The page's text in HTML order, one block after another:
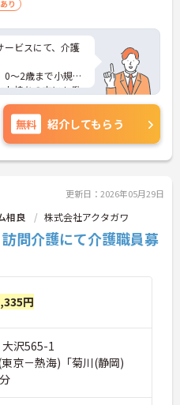
り
ービスにて、介護
0～2歳まで小規模
お持ちの方にも働
能で、無料駐車
問合せくださ
無料 紹介してもらう
更新日：2026年05月29日
相良 株式会社アクタガワ
問介護にて介護職員募
円
沢565-1
京－熱海)「菊川(静岡)